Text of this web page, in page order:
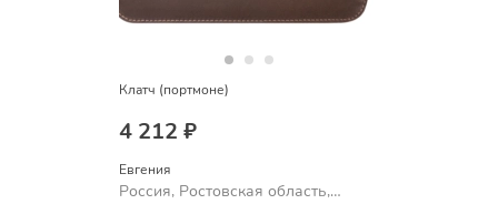
Клатч (портмоне)
4 212 ₽
Евгения
Россия, Ростовская область,